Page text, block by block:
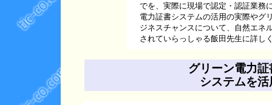
でを、実際に現場で認定・認証業務
電力証書システムの活用の実際やグ
ジネスチャンスについて、自然エネ
されていらっしゃる飯田先生に詳し
グリーン電力
システムを